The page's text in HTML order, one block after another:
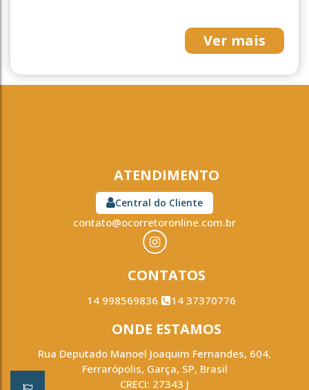
Ver mais
ATENDIMENTO
Central do Cliente
contato@ocorretoronline.com.br
CONTATOS
14 998569836 14 37370776
ONDE ESTAMOS
Rua Deputado Manoel Joaquim Fernandes, 604,
Ferrarópolis, Garça, SP, Brasil
CRECI: 27343 J